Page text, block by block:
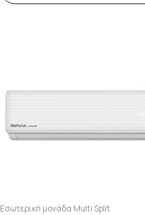
Εσωτερική μονάδα Multi Split